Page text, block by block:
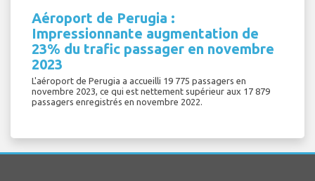
Aéroport de Perugia :
Impressionnante augmentation de
23% du trafic passager en novembre
2023
L'aéroport de Perugia a accueilli 19 775 passagers en
novembre 2023, ce qui est nettement supérieur aux 17 879
passagers enregistrés en novembre 2022.